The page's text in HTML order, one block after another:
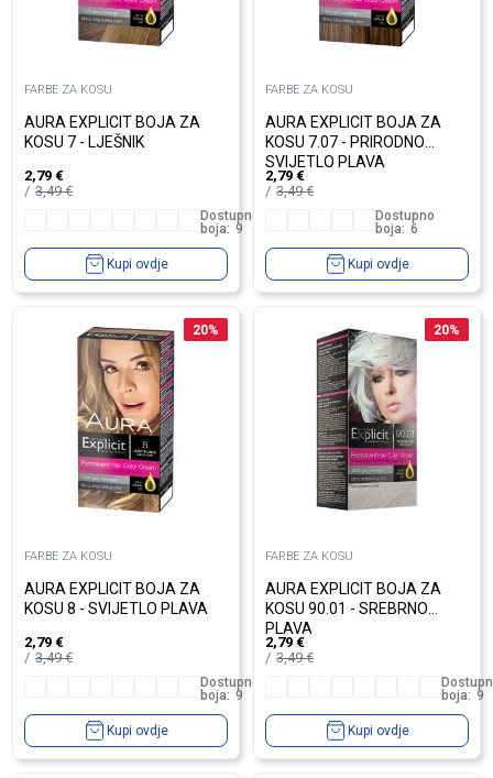
FARBE ZA KOSU
AURA EXPLICIT BOJA ZA
KOSU 7 - LJEŠNIK
2,79 €
3,49€
Dostupno
boja: 9
Kupi ovdje
FARBE ZA KOSU
AURA EXPLICIT BOJA ZA
KOSU 7.07 - PRIRODNO
SVIJETLO PLAVA
2,79 €
3,49€
Dostupno
boja: 6
Kupi ovdje
20%
FARBE ZA KOSU
AURA EXPLICIT BOJA ZA
KOSU 8 - SVIJETLO PLAVA
2,79 €
3,49€
Dostupno
boja: 9
Kupi ovdje
20%
FARBE ZA KOSU
AURA EXPLICIT BOJA ZA
KOSU 90.01 - SREBRNO
PLAVA
2,79 €
3,49€
boja: 9
Kupi ovdje